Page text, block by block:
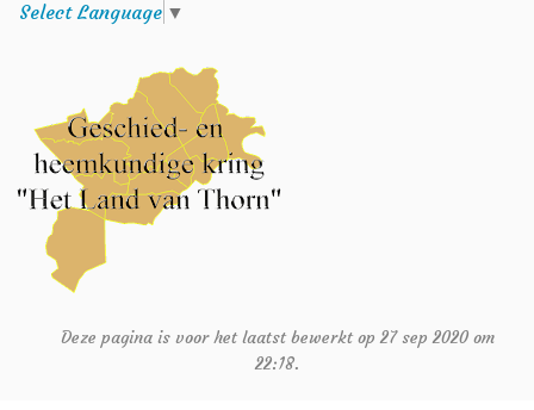
Select Language ▼
Deze pagina is voor het laatst bewerkt op 27 sep 2020 om
22:18.